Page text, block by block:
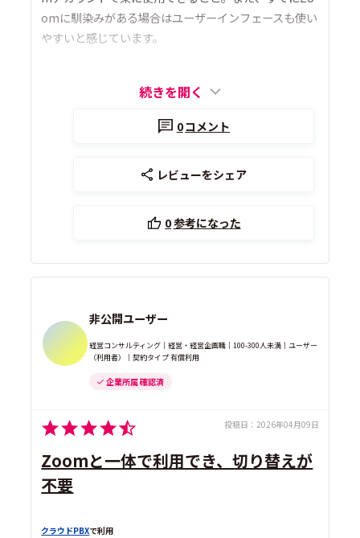
omに馴染みがある場合はユーザーインフェースも使い
やすいと感じています。
続きを開く
0コメント
レビューをシェア
0参考になった
非公開ユーザー
経営コンサルティング｜経営・経営企画職｜100-300人未満｜ユーザー
（利用者）｜契約タイプ 有償利用
企業所属 確認済
投稿日： 2026年04月09日
Zoomと一体で利用でき、切り替えが
不要
クラウドPBXで利用